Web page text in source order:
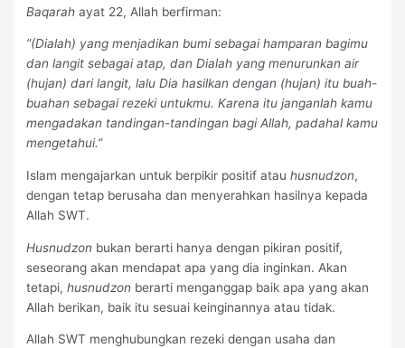
Baqarah ayat 22, Allah berfirman:
”(Dialah) yang menjadikan bumi sebagai hamparan bagimu
dan langit sebagai atap, dan Dialah yang menurunkan air
(hujan) dari langit, lalu Dia hasilkan dengan (hujan) itu buah-
buahan sebagai rezeki untukmu. Karena itu janganlah kamu
mengadakan tandingan-tandingan bagi Allah, padahal kamu
mengetahui.”
Islam mengajarkan untuk berpikir positif atauhusnudzon,
dengan tetap berusaha dan menyerahkan hasilnya kepada
Allah SWT.
Husnudzon bukan berarti hanya dengan pikiran positif,
seseorang akan mendapat apa yang dia inginkan. Akan
tetapi,husnudzon berarti menganggap baik apa yang akan
Allah berikan, baik itu sesuai keinginannya atau tidak.
Allah SWT menghubungkan rezeki dengan usaha dan